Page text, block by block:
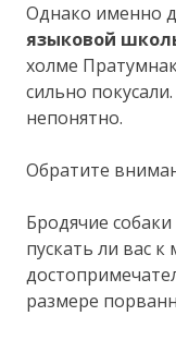
Однако именно
языковой
холме
сильно
непонятно.
Обратите
Бродячие
пускать ли вас
размере